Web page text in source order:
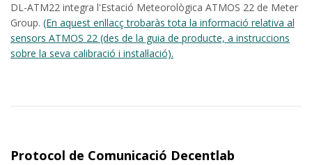
DL-ATM22 integra l'Estació Meteorològica ATMOS 22 de Meter
Group. (En aquest enllacç trobaràs tota la informació relativa al
sensors ATMOS 22 (des de la guia de producte, a instruccions
sobre la seva calibració i instal·lació).
Protocol de Comunicació Decentlab